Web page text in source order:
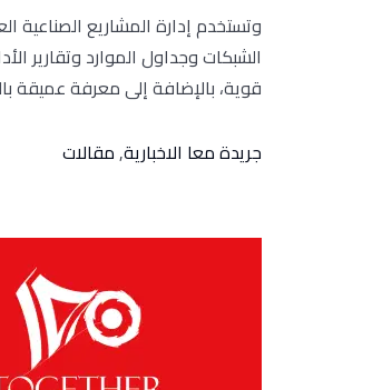
وتستخدم إدارة المشاريع الصناعية
الشبكات وجداول الموارد وتقارير
قوية، بالإضافة إلى معرفة عميقة
جريدة معا الاخبارية,مقالات